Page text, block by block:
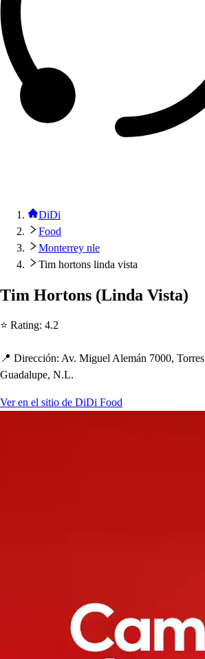
DiDi
Food
Monterrey nle
Tim hortons linda vista
Tim Hortons (Linda Vista)
⭐ Rating: 4.2
📍 Dirección: Av. Miguel Alemán 7000, Torres
Guadalupe, N.L.
Ver en el sitio de DiDi Food